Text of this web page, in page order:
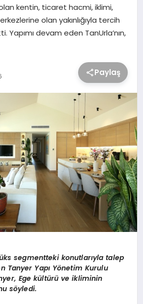
kentin, ticaret hacmi, iklimi,
olan yakınlığıyla tercih
Yapımı devam eden TanUrla’nın,
Paylaş
segmentteki konutlarıyla talep
Tanyer Yapı Yönetim Kurulu
, Ege kültürü ve ikliminin
söyledi.